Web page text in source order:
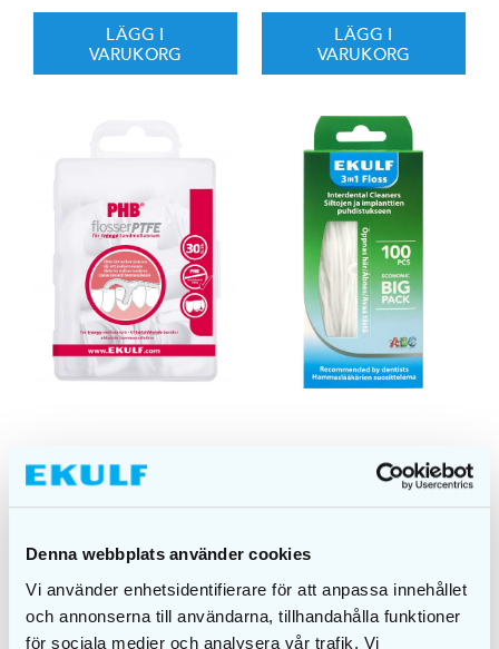
Denna webbplats använder cookies
Vi använder enhetsidentifierare för att anpassa innehållet
och annonserna till användarna, tillhandahålla funktioner
för sociala medier och analysera vår trafik. Vi
LÄGG I
VARUKORG
LÄGG I
VARUKORG
tandtrådsbygel
41,00kr
LÄGG I
90,00kr